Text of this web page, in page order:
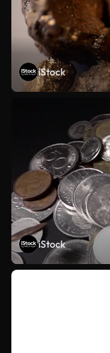
iStock
iStock